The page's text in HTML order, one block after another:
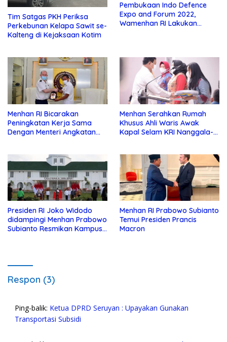
Tim Satgas PKH Periksa
Perkebunan Kelapa Sawit se-
Kalteng di Kejaksaan Kotim
Pembukaan Indo Defence
Expo and Forum 2022,
Wamenhan RI Lakukan
Menhan RI Bicarakan
Peningkatan Kerja Sama
Dengan Menteri Angkatan
Menhan Serahkan Rumah
Khusus Ahli Waris Awak
Kapal Selam KRI Nanggala-
Presiden RI Joko Widodo
didampingi Menhan Prabowo
Subianto Resmikan Kampus
Menhan RI Prabowo Subianto
Temui Presiden Prancis
Macron
Respon (3)
Ping-balik: Ketua DPRD Seruyan : Upayakan Gunakan
Transportasi Subsidi